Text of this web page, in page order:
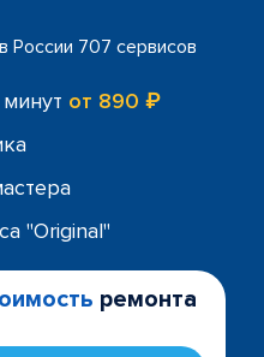
России 707 сервисов
от 890 ₽
"Original"
ремонта